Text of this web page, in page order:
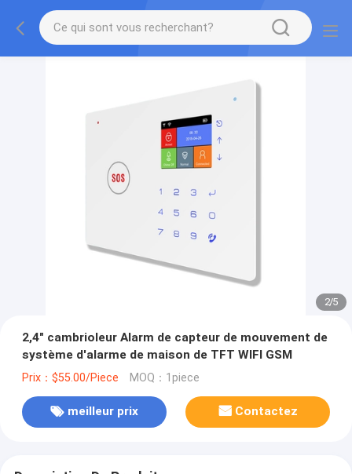
2/5
2,4" cambrioleur Alarm de capteur de mouvement de
système d'alarme de maison de TFT WIFI GSM
Prix：$55.00/Piece MOQ：1piece
meilleur prix Contactez